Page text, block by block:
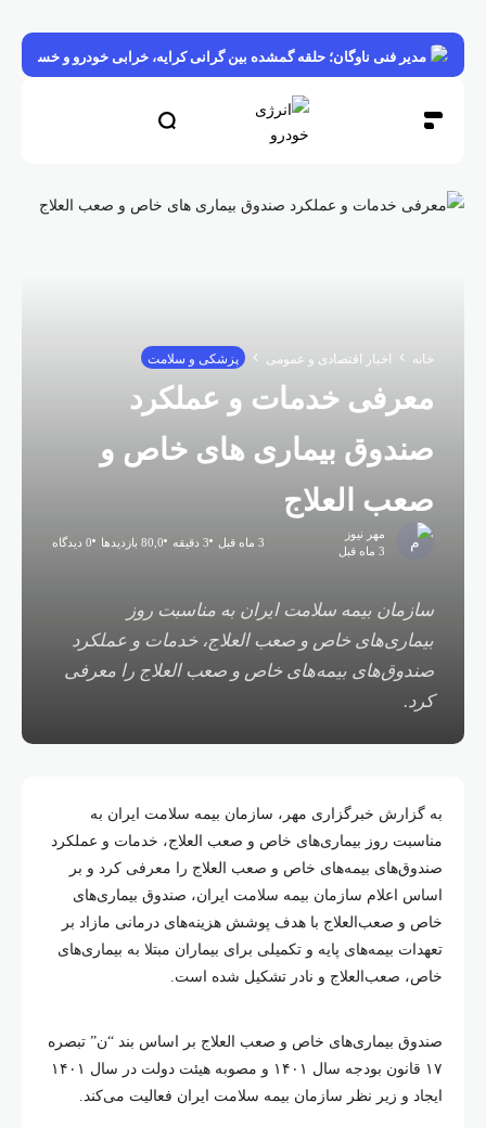
مدیر فنی ناوگان؛ حلقه گمشده بین گرانی کرایه، خرابی خودرو و خسارت بار
اخبار اقتصادی و عمومی پزشکی و سلامت
معرفی خدمات و عملکرد
صندوق بیماری های خاص و
صعب العلاج
مهر نیوز
3 ماه قبل
3 دقیقه 80,0 بازدیدها 0 دیدگاه
سازمان بیمه سلامت ایران به مناسبت روز
بیماری‌های خاص و صعب العلاج، خدمات و عملکرد
صندوق‌های بیمه‌های خاص و صعب العلاج را معرفی
کرد.
به گزارش خبرگزاری مهر، سازمان بیمه سلامت ایران به
مناسبت روز بیماری‌های خاص و صعب العلاج، خدمات و عملکرد
صندوق‌های بیمه‌های خاص و صعب العلاج را معرفی کرد و بر
اساس اعلام سازمان بیمه سلامت ایران، صندوق بیماری‌های
خاص و صعب‌العلاج با هدف پوشش هزینه‌های درمانی مازاد بر
تعهدات بیمه‌های پایه و تکمیلی برای بیماران مبتلا به بیماری‌های
خاص، صعب‌العلاج و نادر تشکیل شده است.
صندوق بیماری‌های خاص و صعب العلاج بر اساس بند “ن” تبصره
۱۷ قانون بودجه سال ۱۴۰۱ و مصوبه هیئت دولت در سال ۱۴۰۱
ایجاد و زیر نظر سازمان بیمه سلامت ایران فعالیت می‌کند.